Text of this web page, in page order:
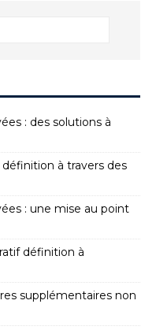
: des solutions à
à travers des
: une mise au point
définition à
supplémentaires non